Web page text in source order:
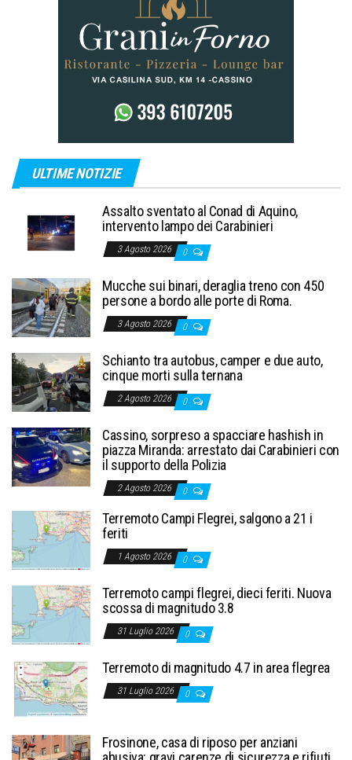
ULTIME NOTIZIE
Assalto sventato al Conad di Aquino,
intervento lampo dei Carabinieri
3 Agosto 2026 0
Mucche sui binari, deraglia treno con 450
persone a bordo alle porte di Roma.
3 Agosto 2026 0
Schianto tra autobus, camper e due auto,
cinque morti sulla ternana
2 Agosto 2026 0
Cassino, sorpreso a spacciare hashish in
piazza Miranda: arrestato dai Carabinieri con
il supporto della Polizia
2 Agosto 2026 0
Terremoto Campi Flegrei, salgono a 21 i
feriti
1 Agosto 2026 0
Terremoto campi flegrei, dieci feriti. Nuova
scossa di magnitudo 3.8
31 Luglio 2026 0
Terremoto di magnitudo 4.7 in area flegrea
31 Luglio 2026 0
Frosinone, casa di riposo per anziani